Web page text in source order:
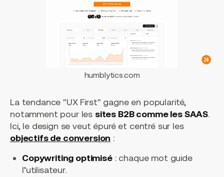
humblytics.com
La tendance "UX First" gagne en popularité,
notamment pour les sites B2B comme les SAAS.
Ici, le design se veut épuré et centré sur les
objectifs de conversion :
Copywriting optimisé: chaque mot guide
l’utilisateur.